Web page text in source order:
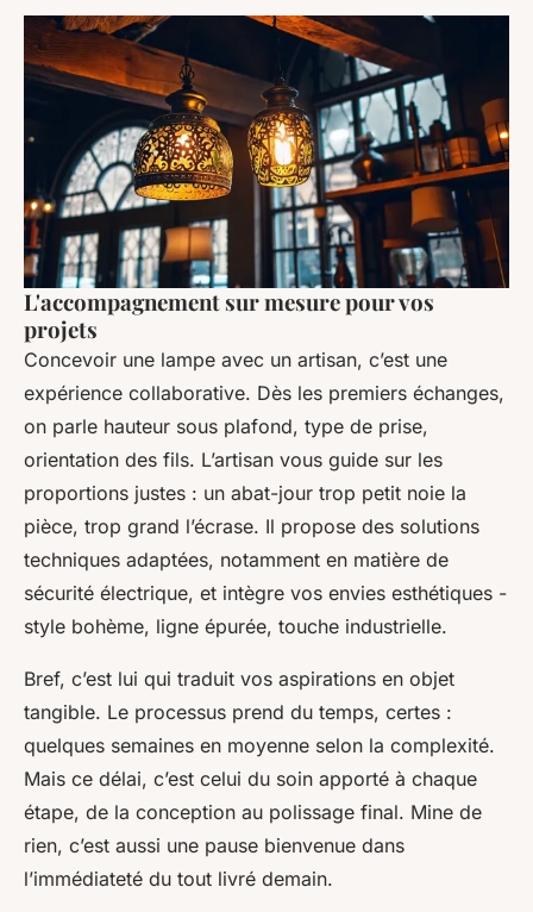
L'accompagnement sur mesure pour vos
projets
Concevoir une lampe avec un artisan, c’est une
expérience collaborative. Dès les premiers échanges,
on parle hauteur sous plafond, type de prise,
orientation des fils. L’artisan vous guide sur les
proportions justes : un abat-jour trop petit noie la
pièce, trop grand l’écrase. Il propose des solutions
techniques adaptées, notamment en matière de
sécurité électrique, et intègre vos envies esthétiques -
style bohème, ligne épurée, touche industrielle.
Bref, c’est lui qui traduit vos aspirations en objet
tangible. Le processus prend du temps, certes :
quelques semaines en moyenne selon la complexité.
Mais ce délai, c’est celui du soin apporté à chaque
étape, de la conception au polissage final. Mine de
rien, c’est aussi une pause bienvenue dans
l’immédiateté du tout livré demain.